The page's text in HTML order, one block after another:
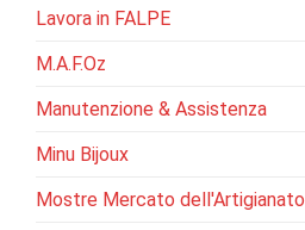
Lavora in FALPE
M.A.F.Oz
Manutenzione & Assistenza
Minu Bijoux
Mostre Mercato dell'Artigianato